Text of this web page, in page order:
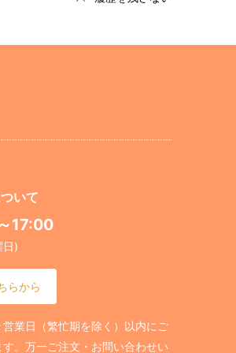
いて
17:00
日)
らから
業日（繁忙期を除く）以内にご
。万一ご注文・お問い合わせい